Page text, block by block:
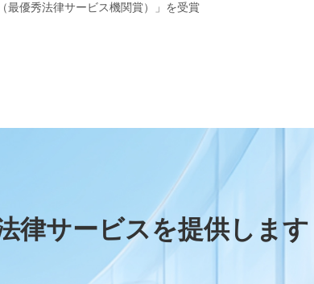
最優秀法律サービス機関賞）」を受賞
律サービスを提供します